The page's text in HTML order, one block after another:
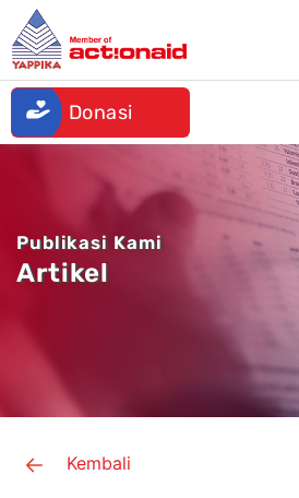
Donasi
Publikasi Kami
Artikel
Kembali